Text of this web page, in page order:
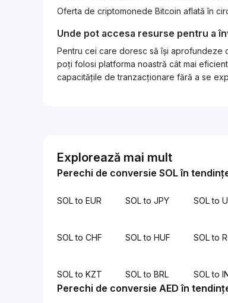
Oferta de criptomonede Bitcoin aflată în
Unde pot accesa resurse pentru a
Pentru cei care doresc să își aprofundeze
poți folosi platforma noastră cât mai
capacitățile de tranzacționare fără a se
Explorează mai mult
Perechi de conversie SOL în
SOL to EUR SOL to JPY SOL to
SOL to CHF SOL to HUF SOL to
SOL to KZT SOL to BRL SOL to
Perechi de conversie AED în